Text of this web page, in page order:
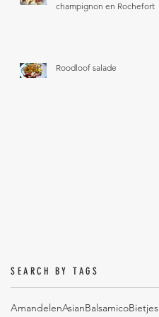
champignon en Rochefort
Roodloof salade
SEARCH BY TAGS
AmandelenAsianBalsamicoBietjes